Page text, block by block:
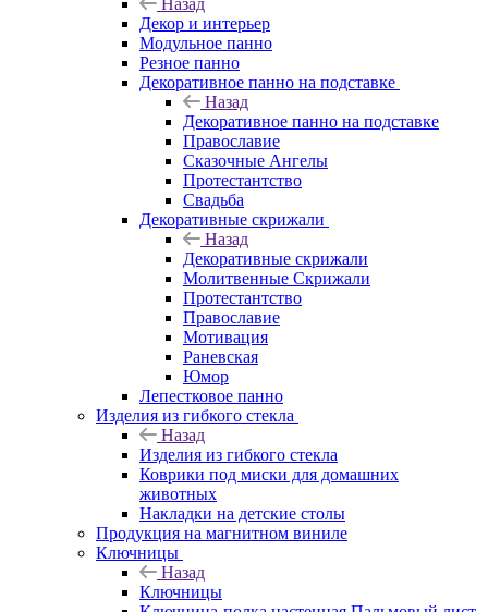
Назад
Декор и интерьер
Модульное панно
Резное панно
Декоративное панно на подставке
Назад
Декоративное панно на подставке
Православие
Сказочные Ангелы
Протестантство
Свадьба
Декоративные скрижали
Назад
Декоративные скрижали
Молитвенные Скрижали
Протестантство
Православие
Мотивация
Раневская
Юмор
Лепестковое панно
Изделия из гибкого стекла
Назад
Изделия из гибкого стекла
Коврики под миски для домашних
животных
Накладки на детские столы
Продукция на магнитном виниле
Ключницы
Назад
Ключницы